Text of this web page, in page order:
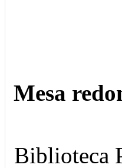
Mesa
Biblioteca